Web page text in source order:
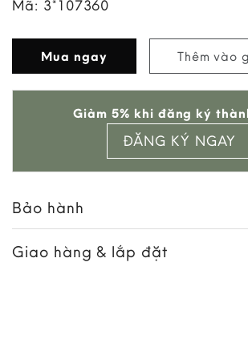
Mã: 3*107360
Mua ngay Thêm vào
Giảm 5% khi đăng ký
ĐĂNG KÝ NGAY
Bảo hành
Giao hàng & lắp đặt